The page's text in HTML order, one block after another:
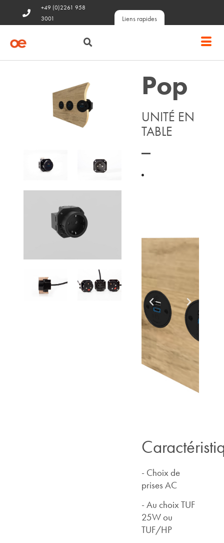
+49 (0)2261 958
3001
Liens rapides
Pop
UNITÉ EN
TABLE
- Choix de
prises AC
- Au choix TUF
25W ou
TUF/HP